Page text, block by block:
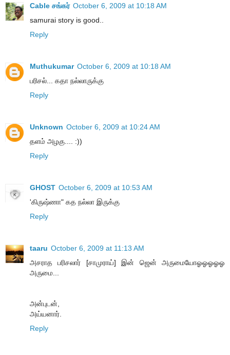
Cable சங்கர் October 6, 2009 at 10:18 AM
samurai story is good..
Reply
Muthukumar October 6, 2009 at 10:18 AM
பரிசல்... கதா நல்லாருக்கு
Reply
Unknown October 6, 2009 at 10:24 AM
தளம் அழகு.... :))
Reply
GHOST October 6, 2009 at 10:53 AM
'கிருஷ்ணா" கத நல்லா இருக்கு
Reply
taaru October 6, 2009 at 11:13 AM
அசராத பரிசலார் [சாமுராய்] இன் ஜென் அருமையோஓஓஓஓஓ
அருமை...
அன்புடன்,
அய்யனார்.
Reply